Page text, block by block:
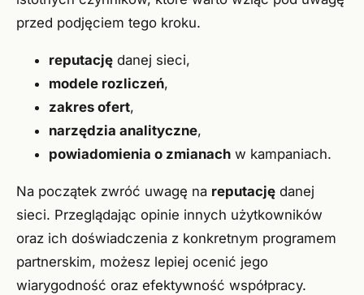
przed podjęciem tego kroku.
reputację danej sieci,
modele rozliczeń,
zakres ofert,
narzędzia analityczne,
powiadomienia o zmianach w kampaniach.
Na początek zwróć uwagę na reputację danej
sieci. Przeglądając opinie innych użytkowników
oraz ich doświadczenia z konkretnym programem
partnerskim, możesz lepiej ocenić jego
wiarygodność oraz efektywność współpracy.